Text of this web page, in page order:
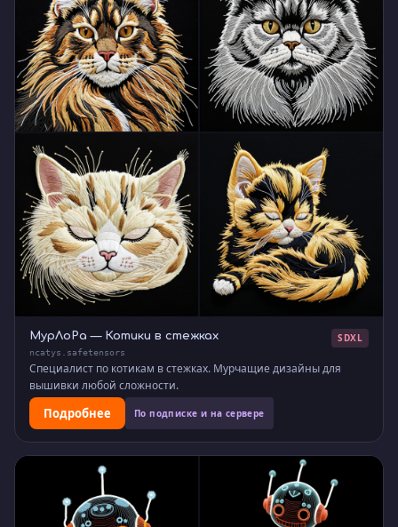
МурЛоРа — Котики в стежках
ncatys.safetensors
SDXL
Специалист по котикам в стежках. Мурчащие дизайны для
вышивки любой сложности.
Подробнее По подписке и на сервере